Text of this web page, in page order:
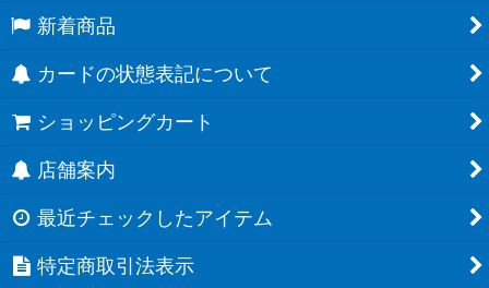
新着商品
カードの状態表記について
ショッピングカート
店舗案内
最近チェックしたアイテム
特定商取引法表示